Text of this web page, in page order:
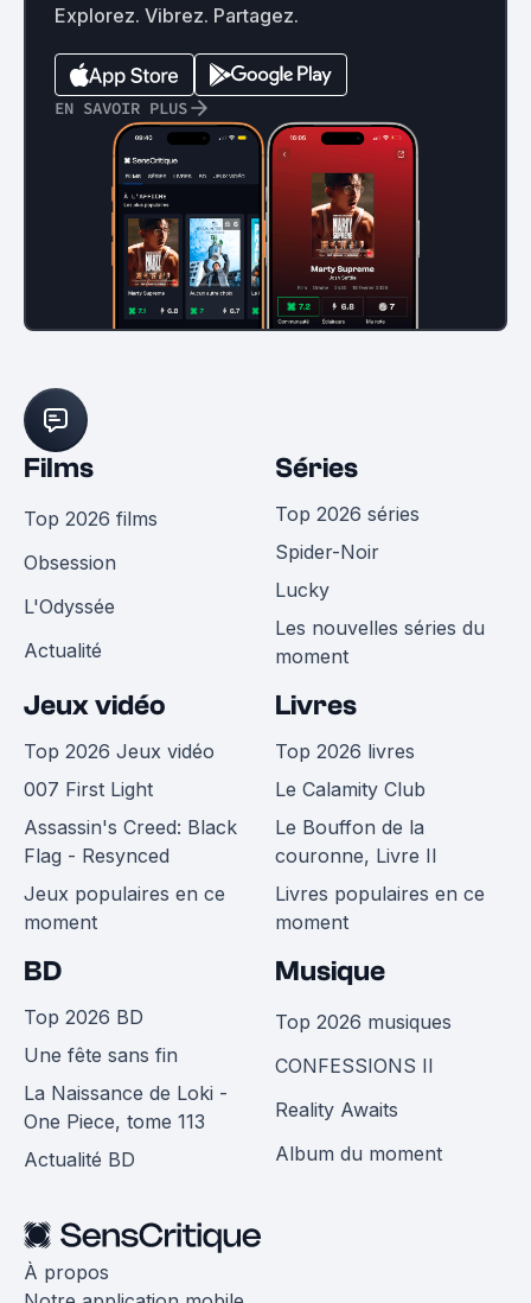
Explorez. Vibrez. Partagez.
EN SAVOIR PLUS
Films
Top 2026 films
Obsession
L'Odyssée
Actualité
Séries
Top 2026 séries
Spider-Noir
Lucky
Les nouvelles séries du
moment
Jeux vidéo
Top 2026 Jeux vidéo
007 First Light
Assassin's Creed: Black
Flag - Resynced
Jeux populaires en ce
moment
Livres
Top 2026 livres
Le Calamity Club
Le Bouffon de la
couronne, Livre II
Livres populaires en ce
moment
BD
Top 2026 BD
Une fête sans fin
La Naissance de Loki -
One Piece, tome 113
Actualité BD
Musique
Top 2026 musiques
CONFESSIONS II
Reality Awaits
Album du moment
À propos